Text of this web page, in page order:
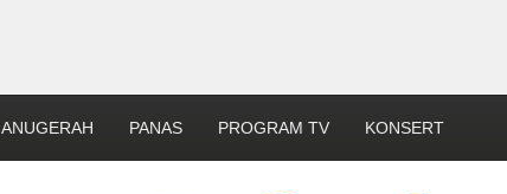
ANUGERAH PANAS PROGRAM TV KONSERT